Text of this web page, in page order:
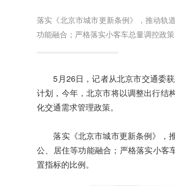
落实《北京市城市更新条例》，推动轨
功能融合；严格落实小客车总量调控政
5月26日，记者从北京市交通委获
计划，今年，北京市将以调整出行结
化交通需求管理政策。
落实《北京市城市更新条例》，推
公、居住等功能融合；严格落实小客
置指标的比例。